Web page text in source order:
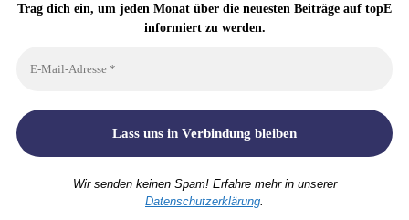
Trag dich ein, um jeden Monat über die neuesten Beiträge auf topE
informiert zu werden.
Wir senden keinen Spam! Erfahre mehr in unserer
Datenschutzerklärung